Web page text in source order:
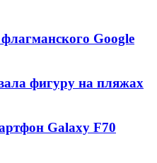
Google
фигуру на пляжах
Galaxy F70